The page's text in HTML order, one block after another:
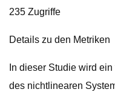
235 Zugriffe
Details zu den Metriken
In dieser Studie wird
des nichtlinearen